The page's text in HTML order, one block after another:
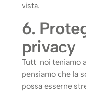
vista.
6.
privacy
Tutti noi teniamo
pensiamo che la
possa esserne